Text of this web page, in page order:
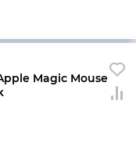
Magic Mouse